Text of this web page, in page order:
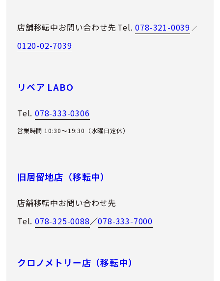
店舗移転中お問い合わせ先 Tel.078-321-0039 ／
0120-02-7039
リペア LABO
Tel. 078-333-0306
営業時間 10:30～19:30（水曜日定休）
旧居留地店（移転中）
店舗移転中お問い合わせ先
Tel. 078-325-0088／078-333-7000
クロノメトリー店（移転中）